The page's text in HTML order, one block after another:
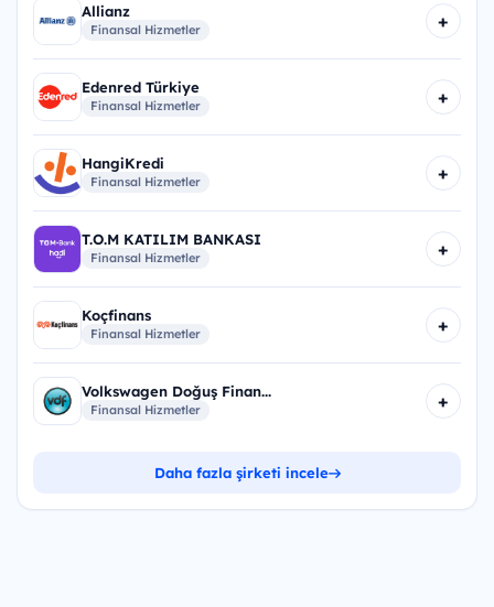
Allianz
Finansal Hizmetler +
Edenred Türkiye
Finansal Hizmetler +
HangiKredi
Finansal Hizmetler +
T.O.M KATILIM BANKASI
Finansal Hizmetler +
Koçfinans
Finansal Hizmetler +
Volkswagen Doğuş Finan...
Finansal Hizmetler +
Daha fazla şirketi incele